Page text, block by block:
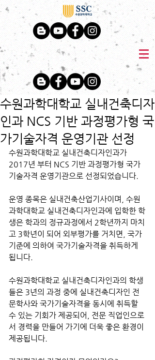
수원과학대학교 실내건축디자
인과 NCS 기반 과정평가형 국
가기술자격 운영기관 선정
수원과학대학교 실내건축디자인과가
2017년 부터 NCS 기반 과정평가형 국가
기술자격 운영기관으로 선정되었습니다.
운영 종목은 실내건축산업기사이며, 수원
과학대학교 실내건축디자인과에 입학한 학
생은 학과의 정규과정에서 2학년까지 마치
고 3학년이 되어 외부평가를 거치면, 국가
기준에 의하여 국가기술자격을 취득하게
됩니다.
수원과학대학교 실내건축디자인과의 학생
들은 3년의 과정 중에 실내건축디자인 전
문학사와 국가기술자격을 동시에 취득할
수 있는 기회가 제공되어, 전문 직업인으로
서 경력을 만들어 가기에 더욱 좋은 환경이
제공됩니다.